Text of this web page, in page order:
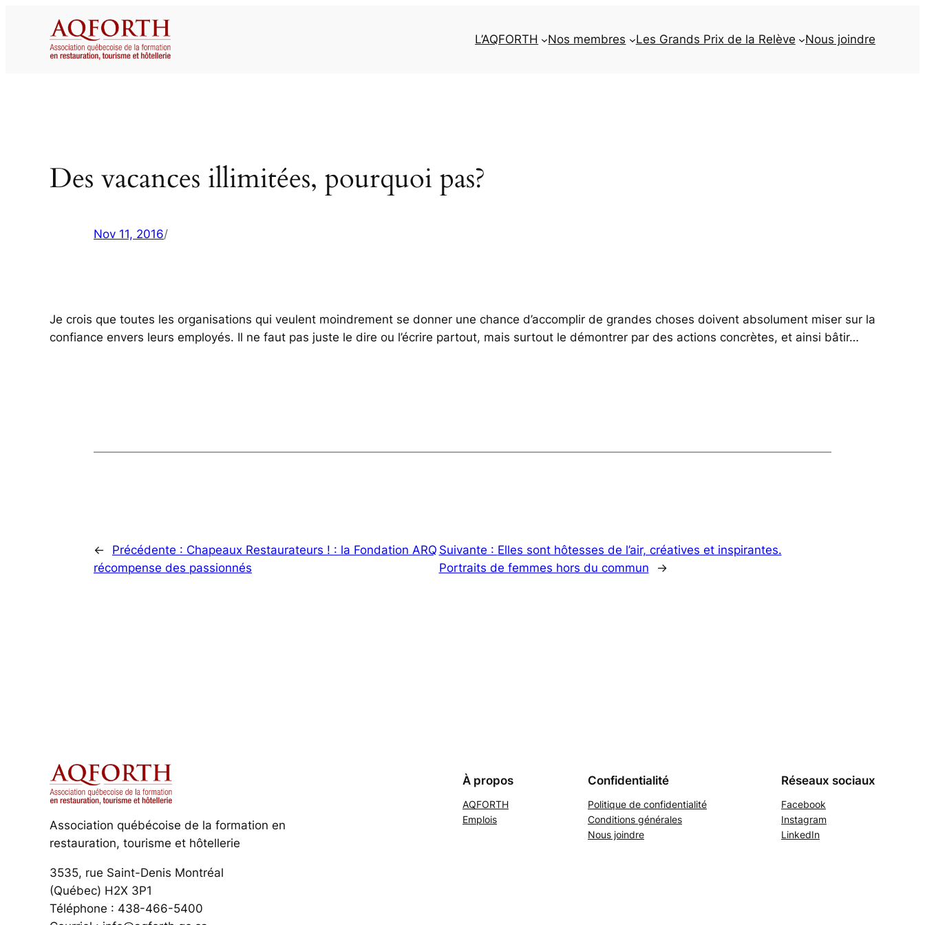
L’AQFORTH Nos membres Les Grands Prix de la Relève Nous joindre
Des vacances illimitées, pourquoi pas?
Nov 11, 2016/
Je crois que toutes les organisations qui veulent moindrement se donner une chance d’accomplir de grandes choses doivent absolument miser sur la
confiance envers leurs employés. Il ne faut pas juste le dire ou l’écrire partout, mais surtout le démontrer par des actions concrètes, et ainsi bâtir…
← Précédente : Chapeaux Restaurateurs ! : la Fondation ARQ
récompense des passionnés
Suivante : Elles sont hôtesses de l’air, créatives et inspirantes.
Portraits de femmes hors du commun
→
Association québécoise de la formation en
restauration, tourisme et hôtellerie
3535, rue Saint-Denis Montréal
(Québec) H2X 3P1
Téléphone : 438-466-5400
À propos
AQFORTH
Emplois
Confidentialité
Politique de confidentialité
Conditions générales
Nous joindre
Réseaux sociaux
Facebook
Instagram
LinkedIn